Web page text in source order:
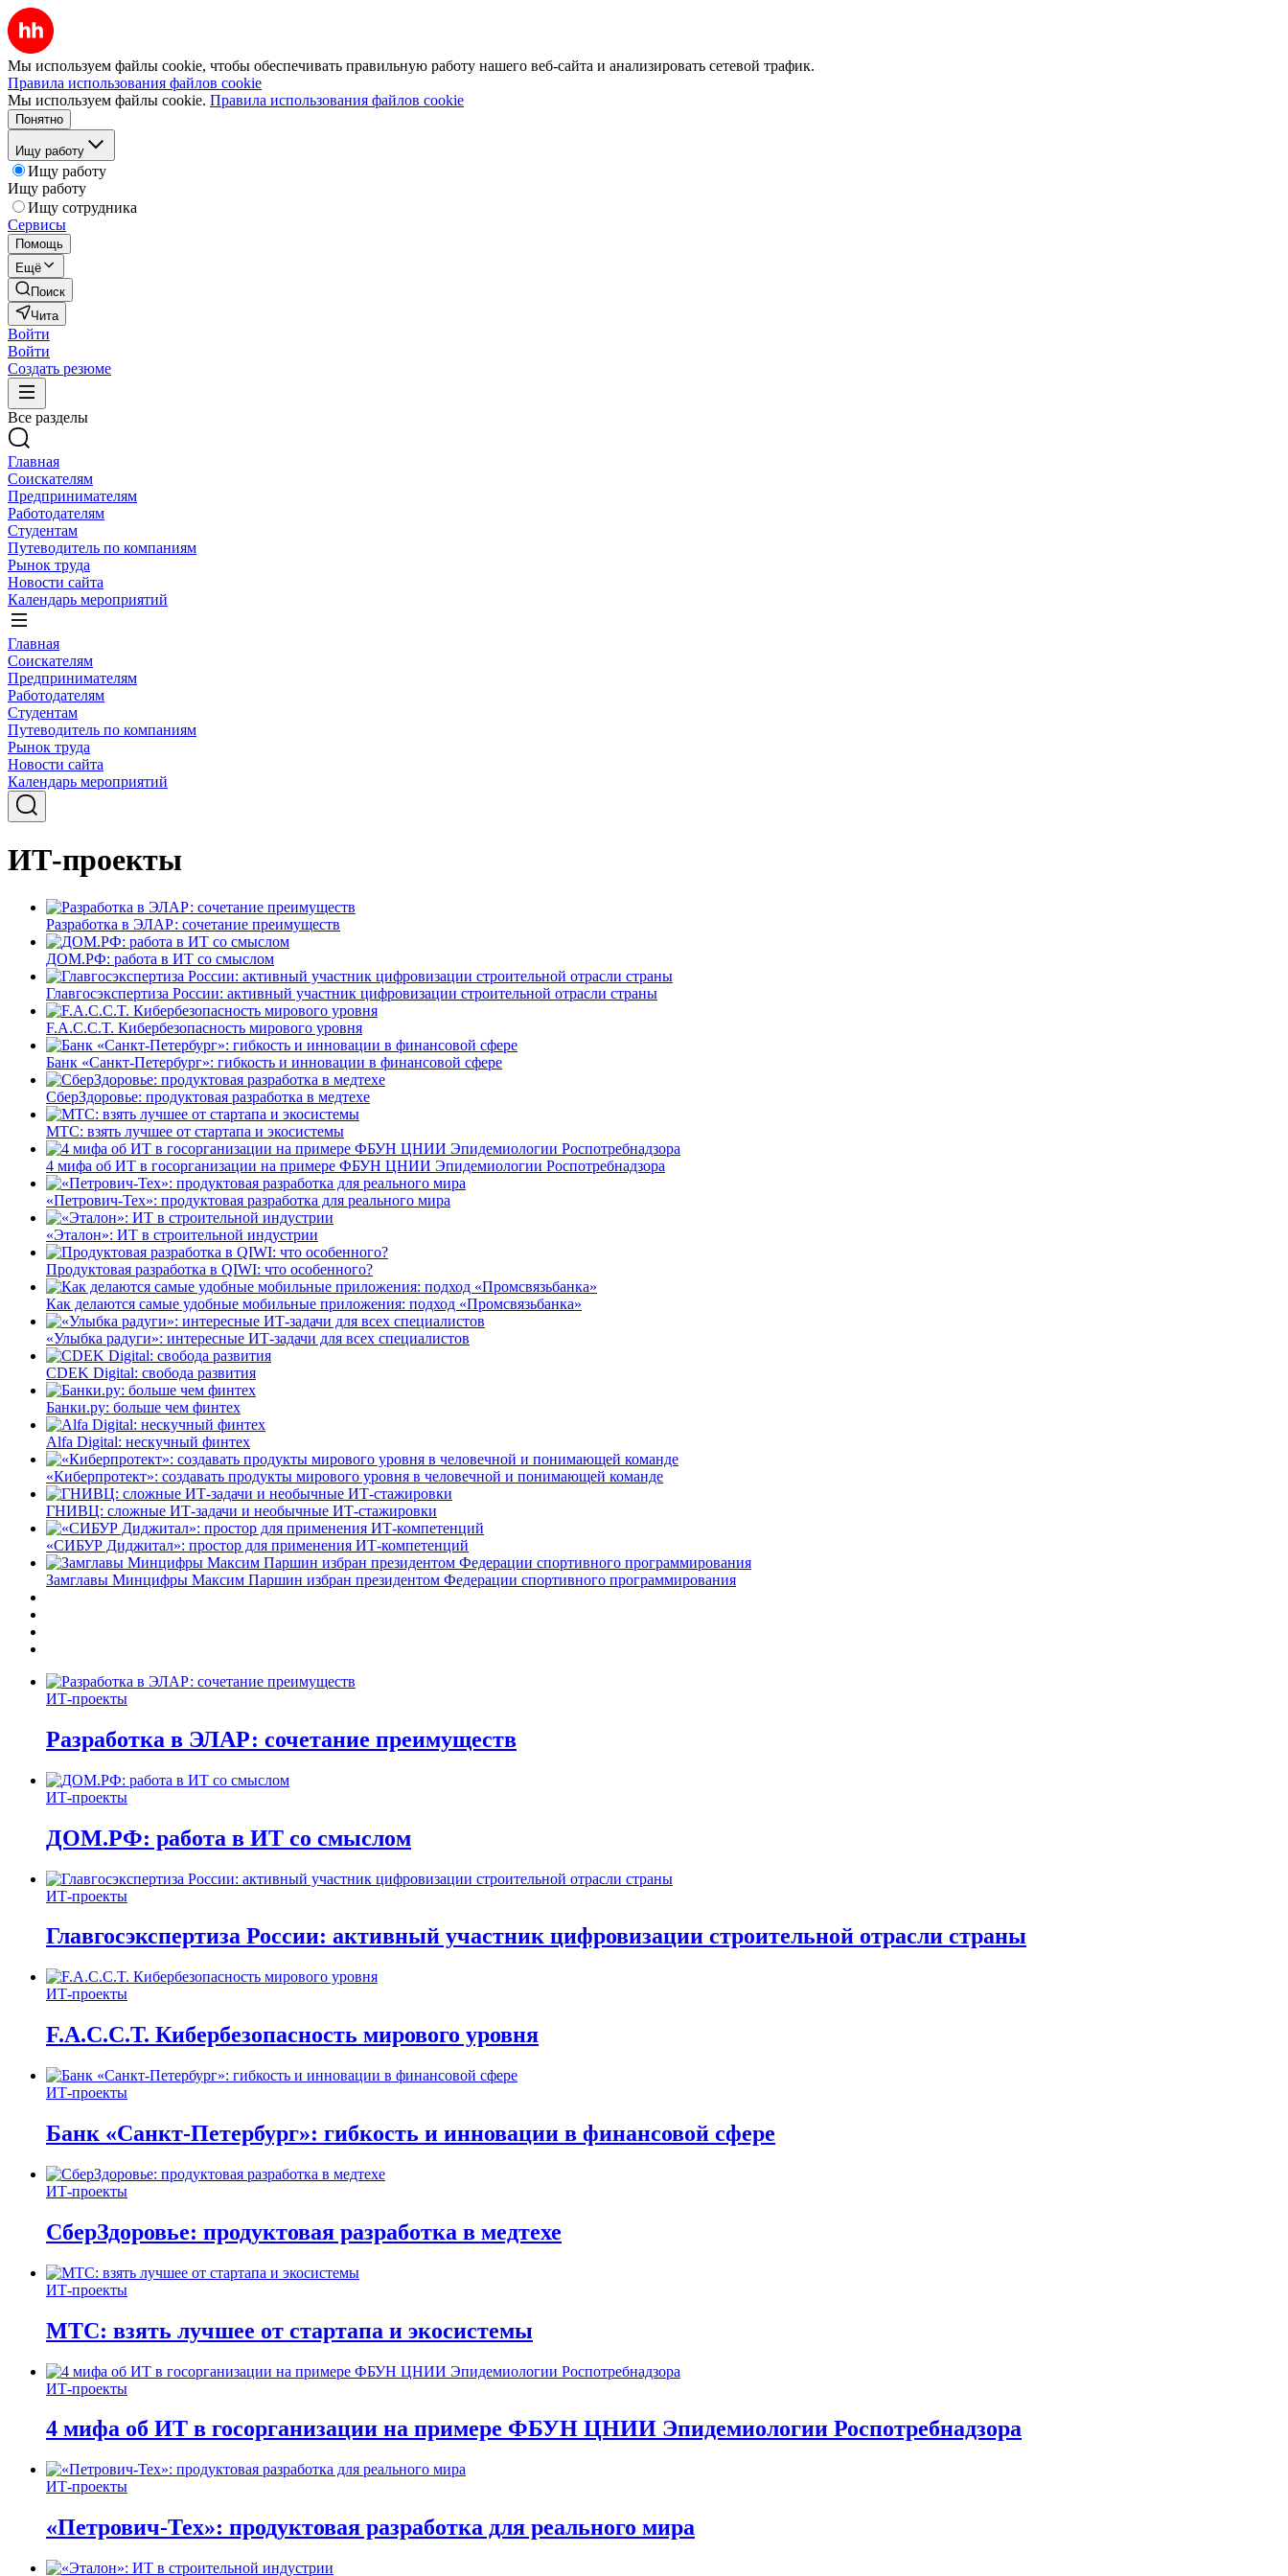
Мы используем файлы cookie, чтобы обеспечивать правильную работу нашего веб-сайта и анализировать сетевой трафик.
Правила использования файлов cookie
Мы используем файлы cookie. Правила использования файлов cookie
Понятно
Ищу работу
Ищу работу
Ищу работу
Ищу сотрудника
Сервисы
Помощь
Ещё
Поиск
Чита
Войти
Войти
Создать резюме
Все разделы
Главная
Соискателям
Предпринимателям
Работодателям
Студентам
Путеводитель по компаниям
Рынок труда
Новости сайта
Календарь мероприятий
Главная
Соискателям
Предпринимателям
Работодателям
Студентам
Путеводитель по компаниям
Рынок труда
Новости сайта
Календарь мероприятий
ИТ-проекты
Разработка в ЭЛАР: сочетание преимуществ
ДОМ.РФ: работа в ИТ со смыслом
Главгосэкспертиза России: активный участник цифровизации строительной отрасли страны
F.A.C.C.T. Кибербезопасность мирового уровня
Банк «Санкт-Петербург»: гибкость и инновации в финансовой сфере
СберЗдоровье: продуктовая разработка в медтехе
МТС: взять лучшее от стартапа и экосистемы
4 мифа об ИТ в госорганизации на примере ФБУН ЦНИИ Эпидемиологии Роспотребнадзора
«Петрович-Тех»: продуктовая разработка для реального мира
«Эталон»: ИТ в строительной индустрии
Продуктовая разработка в QIWI: что особенного?
Как делаются самые удобные мобильные приложения: подход «Промсвязьбанка»
«Улыбка радуги»: интересные ИТ-задачи для всех специалистов
CDEK Digital: свобода развития
Банки.ру: больше чем финтех
Alfa Digital: нескучный финтех
«Киберпротект»: создавать продукты мирового уровня в человечной и понимающей команде
ГНИВЦ: сложные ИТ‑задачи и необычные ИТ‑стажировки
«СИБУР Диджитал»: простор для применения ИТ-компетенций
Замглавы Минцифры Максим Паршин избран президентом Федерации спортивного программирования
ИТ-проекты
Разработка в ЭЛАР: сочетание преимуществ
ИТ-проекты
ДОМ.РФ: работа в ИТ со смыслом
ИТ-проекты
Главгосэкспертиза России: активный участник цифровизации строительной отрасли страны
ИТ-проекты
F.A.C.C.T. Кибербезопасность мирового уровня
ИТ-проекты
Банк «Санкт-Петербург»: гибкость и инновации в финансовой сфере
ИТ-проекты
СберЗдоровье: продуктовая разработка в медтехе
ИТ-проекты
МТС: взять лучшее от стартапа и экосистемы
ИТ-проекты
4 мифа об ИТ в госорганизации на примере ФБУН ЦНИИ Эпидемиологии Роспотребнадзора
ИТ-проекты
«Петрович-Тех»: продуктовая разработка для реального мира